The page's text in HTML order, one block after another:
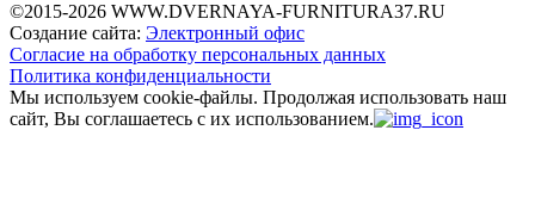
©2015-2026 WWW.DVERNAYA-FURNITURA37.RU
Создание сайта: Электронный офис
Согласие на обработку персональных данных
Политика конфиденциальности
Мы используем cookie-файлы. Продолжая использовать наш
сайт, Вы соглашаетесь с их использованием.